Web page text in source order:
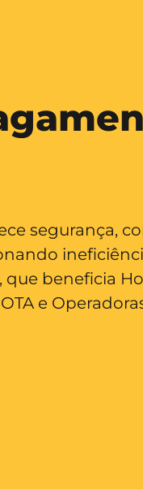
segurança,
beneficia
e